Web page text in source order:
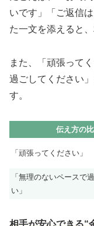
いです」「ご返信
た一文を添えると
また、「頑張って
過ごしてください
す。
伝え方の
「頑張ってください」
「無理のないペースで
い」
相手が安心できる“